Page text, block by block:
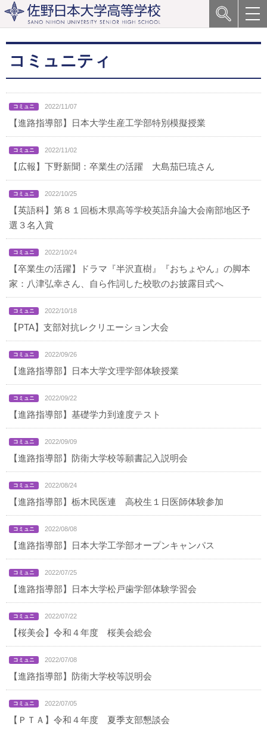
コミュニティ
2022/11/07
【進路指導部】日本大学生産工学部特別模擬授業
2022/11/02
【広報】下野新聞：卒業生の活躍 大島茄巳琉さん
2022/10/25
【英語科】第８１回栃木県高等学校英語弁論大会南部地区予
選３名入賞
2022/10/24
【卒業生の活躍】ドラマ『半沢直樹』『おちょやん』の脚本
家：八津弘幸さん、自ら作詞した校歌のお披露目式へ
2022/10/18
【PTA】支部対抗レクリエーション大会
2022/09/26
【進路指導部】日本大学文理学部体験授業
2022/09/22
【進路指導部】基礎学力到達度テスト
2022/09/09
【進路指導部】防衛大学校等願書記入説明会
2022/08/24
【進路指導部】栃木民医連 高校生１日医師体験参加
2022/08/08
【進路指導部】日本大学工学部オープンキャンパス
2022/07/25
【進路指導部】日本大学松戸歯学部体験学習会
2022/07/22
【桜美会】令和４年度 桜美会総会
2022/07/08
【進路指導部】防衛大学校等説明会
2022/07/05
【ＰＴＡ】令和４年度 夏季支部懇談会